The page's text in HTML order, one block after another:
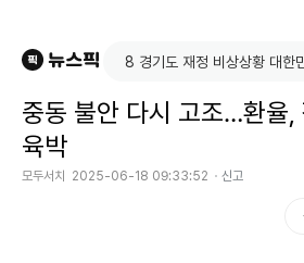
중동 불안 다시 고조…환율,
육박
모두서치 2025-06-18 09:33:52 신고